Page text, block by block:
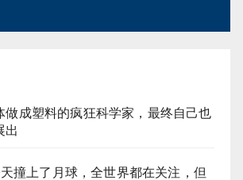
做成塑料的疯狂科学家，最终自己也
出
撞上了月球，全世界都在关注，但